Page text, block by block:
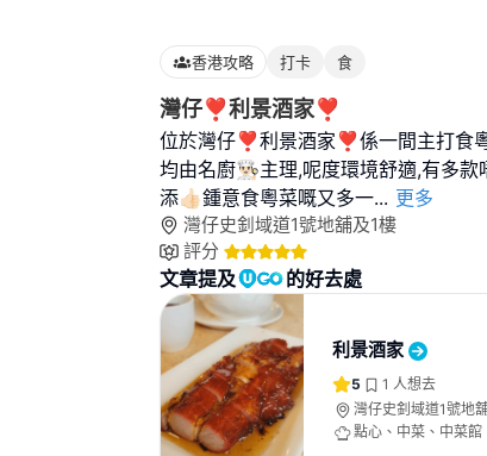
香港攻略 打卡 食
灣仔❣︎利景酒家❣︎
位於灣仔❣︎利景酒家❣︎係一間主打食
均由名廚👨🏻‍🍳主理,呢度環境舒適,有
添👍🏻鍾意食粵菜嘅又多一... 更多
灣仔史釗域道1號地舖及1樓
評分
文章提及 的好去處
利景酒家
5 1 人想去
灣仔史釗域道1號地
點心、中菜、中菜館